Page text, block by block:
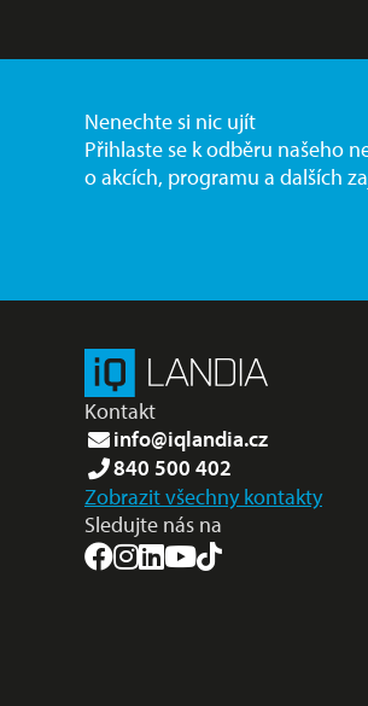
Nenechte si nic ujít
Přihlaste se k odběru našeho
o akcích, programu a dalších
Kontakt
info@iqlandia.cz
840 500 402
Zobrazit všechny kontakty
Sledujte nás na